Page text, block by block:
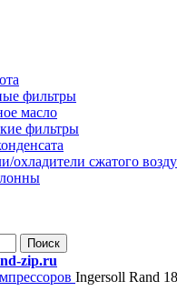
фильтры
масло
фильтры
охладители сжатого
Поиск
zip.ru
Ingersoll Rand